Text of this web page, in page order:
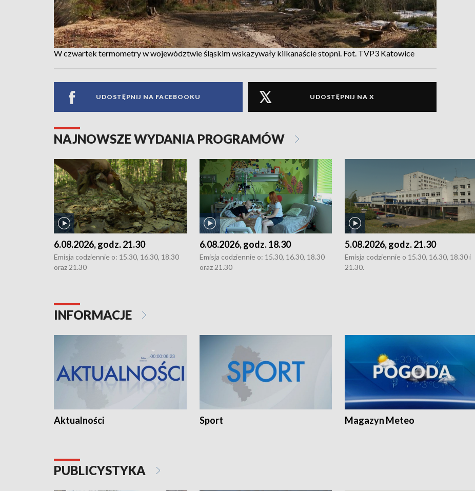
W czwartek termometry w województwie śląskim wskazywały kilkanaście stopni. Fot. TVP3 Katowice
UDOSTĘPNIJ NA FACEBOOKU UDOSTĘPNIJ NA X
NAJNOWSZE WYDANIA PROGRAMÓW
6.08.2026, godz. 21.30
Emisja codziennie o: 15.30, 16.30, 18.30
oraz 21.30
6.08.2026, godz. 18.30
Emisja codziennie o: 15.30, 16.30, 18.30
oraz 21.30
5.08.2026, godz. 21.30
Emisja codziennie o 15.30, 16.30, 18.30 i
21.30.
INFORMACJE
Aktualności Sport Magazyn Meteo
PUBLICYSTYKA